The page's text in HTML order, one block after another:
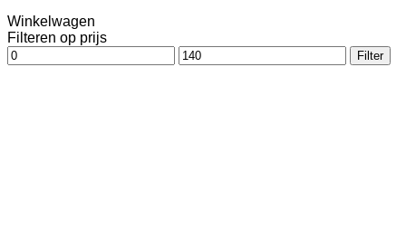
Winkelwagen
Filteren op prijs
Min.
prijs
Max.
prijs
Filter